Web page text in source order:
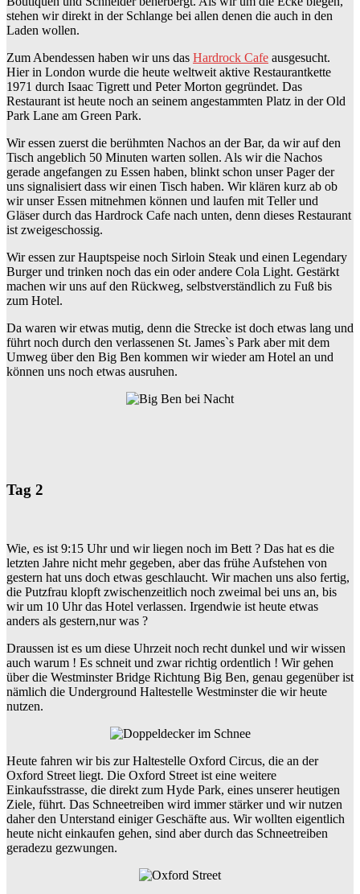
stehen wir direkt in der Schlange bei allen denen die auch in den
Laden wollen.
Zum Abendessen haben wir uns das Hardrock Cafe ausgesucht.
Hier in London wurde die heute weltweit aktive Restaurantkette
1971 durch Isaac Tigrett und Peter Morton gegründet. Das
Restaurant ist heute noch an seinem angestammten Platz in der Old
Park Lane am Green Park.
Wir essen zuerst die berühmten Nachos an der Bar, da wir auf den
Tisch angeblich 50 Minuten warten sollen. Als wir die Nachos
gerade angefangen zu Essen haben, blinkt schon unser Pager der
uns signalisiert dass wir einen Tisch haben. Wir klären kurz ab ob
wir unser Essen mitnehmen können und laufen mit Teller und
Gläser durch das Hardrock Cafe nach unten, denn dieses Restaurant
ist zweigeschossig.
Wir essen zur Hauptspeise noch Sirloin Steak und einen Legendary
Burger und trinken noch das ein oder andere Cola Light. Gestärkt
machen wir uns auf den Rückweg, selbstverständlich zu Fuß bis
zum Hotel.
Da waren wir etwas mutig, denn die Strecke ist doch etwas lang und
führt noch durch den verlassenen St. James`s Park aber mit dem
Umweg über den Big Ben kommen wir wieder am Hotel an und
können uns noch etwas ausruhen.
Tag 2
Wie, es ist 9:15 Uhr und wir liegen noch im Bett ? Das hat es die
letzten Jahre nicht mehr gegeben, aber das frühe Aufstehen von
gestern hat uns doch etwas geschlaucht. Wir machen uns also fertig,
die Putzfrau klopft zwischenzeitlich noch zweimal bei uns an, bis
wir um 10 Uhr das Hotel verlassen. Irgendwie ist heute etwas
anders als gestern,nur was ?
Draussen ist es um diese Uhrzeit noch recht dunkel und wir wissen
auch warum ! Es schneit und zwar richtig ordentlich ! Wir gehen
über die Westminster Bridge Richtung Big Ben, genau gegenüber ist
nämlich die Underground Haltestelle Westminster die wir heute
nutzen.
Heute fahren wir bis zur Haltestelle Oxford Circus, die an der
Oxford Street liegt. Die Oxford Street ist eine weitere
Einkaufsstrasse, die direkt zum Hyde Park, eines unserer heutigen
Ziele, führt. Das Schneetreiben wird immer stärker und wir nutzen
daher den Unterstand einiger Geschäfte aus. Wir wollten eigentlich
heute nicht einkaufen gehen, sind aber durch das Schneetreiben
geradezu gezwungen.